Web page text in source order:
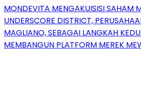
MONDEVITA MENGAKUISISI SAHAM
UNDERSCORE DISTRICT,
MAGLIANO, SEBAGAI LANGKAH
MEMBANGUN PLATFORM MEREK